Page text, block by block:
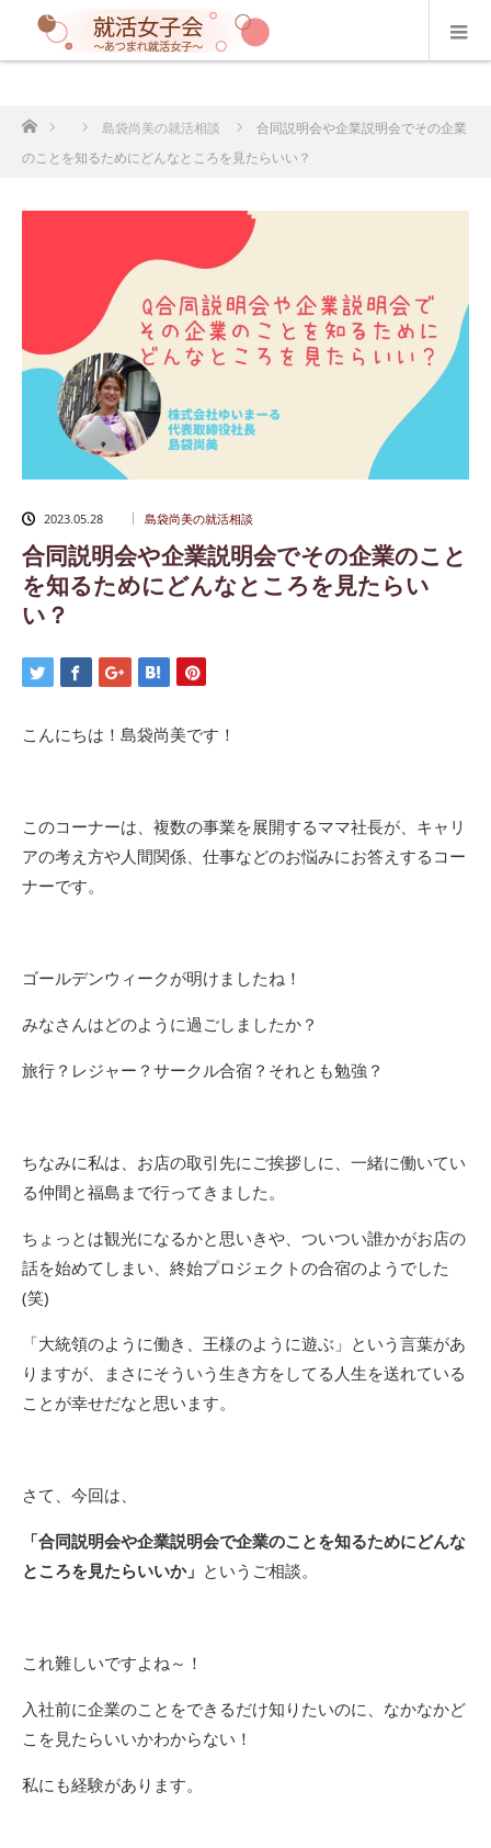
ホーム 島袋尚美の就活相談
合同説明会や企業説明会でその企業
のことを知るためにどんなところを見たらいい？
2023.05.28 島袋尚美の就活相談
合同説明会や企業説明会でその企業のこと
を知るためにどんなところを見たらい
い？
こんにちは！島袋尚美です！
このコーナーは、複数の事業を展開するママ社長が、キャリ
アの考え方や人間関係、仕事などのお悩みにお答えするコー
ナーです。
ゴールデンウィークが明けましたね！
みなさんはどのように過ごしましたか？
旅行？レジャー？サークル合宿？それとも勉強？
ちなみに私は、お店の取引先にご挨拶しに、一緒に働いてい
る仲間と福島まで行ってきました。
ちょっとは観光になるかと思いきや、ついつい誰かがお店の
話を始めてしまい、終始プロジェクトの合宿のようでした
(笑)
「大統領のように働き、王様のように遊ぶ」という言葉があ
りますが、まさにそういう生き方をしてる人生を送れている
ことが幸せだなと思います。
さて、今回は、
「合同説明会や企業説明会で企業のことを知るためにどんな
ところを見たらいいか」 というご相談。
これ難しいですよね～！
入社前に企業のことをできるだけ知りたいのに、なかなかど
こを見たらいいかわからない！
私にも経験があります。